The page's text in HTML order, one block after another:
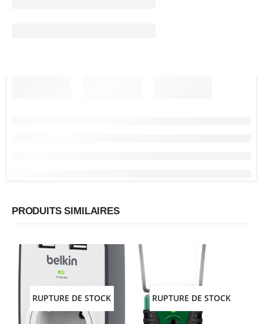
PRODUITS SIMILAIRES
RUPTURE DE STOCK RUPTURE DE STOCK